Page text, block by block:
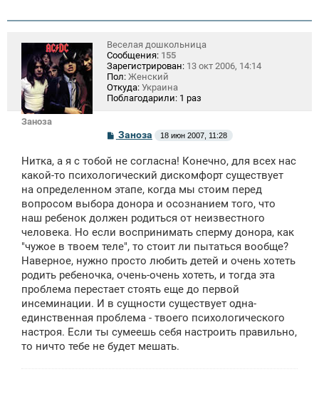
Заноза
Веселая дошкольница
Сообщения: 155
Зарегистрирован: 13 окт 2006, 14:14
Пол: Женский
Откуда: Украина
Поблагодарили: 1 раз
С
о
б
щ
н
и
Заноза 18 июн 2007, 11:28
Нитка, а я с тобой не согласна! Конечно, для всех нас
какой-то психологический дискомфорт существует
на определенном этапе, когда мы стоим перед
вопросом выбора донора и осознанием того, что
наш ребенок должен родиться от неизвестного
человека. Но если воспринимать сперму донора, как
"чужое в твоем теле", то стоит ли пытаться вообще?
Наверное, нужно просто любить детей и очень хотеть
родить ребеночка, очень-очень хотеть, и тогда эта
проблема перестает стоять еще до первой
инсеминации. И в сущности существует одна-
единственная проблема - твоего психологического
настроя. Если ты сумеешь себя настроить правильно,
то ничто тебе не будет мешать.